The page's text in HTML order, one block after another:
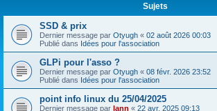
Sujets
SSD & prix
Dernier message par Otyugh « 02 août 2026 00:03
Publié dans Idées pour l'association
GLPi pour l'asso ?
Dernier message par Otyugh « 08 févr. 2026 23:52
Publié dans Idées pour l'association
point info linux du 25/04/2025
Dernier message par lann « 22 avr. 2025 09:13